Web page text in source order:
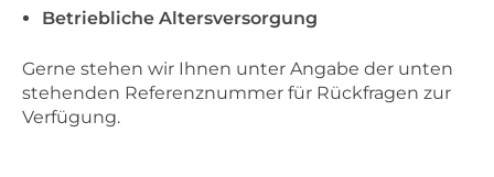
Betriebliche Altersversorgung
Gerne stehen wir Ihnen unter Angabe der unten
stehenden Referenznummer für Rückfragen zur
Verfügung.